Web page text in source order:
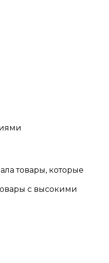
товары, которые
с высокими